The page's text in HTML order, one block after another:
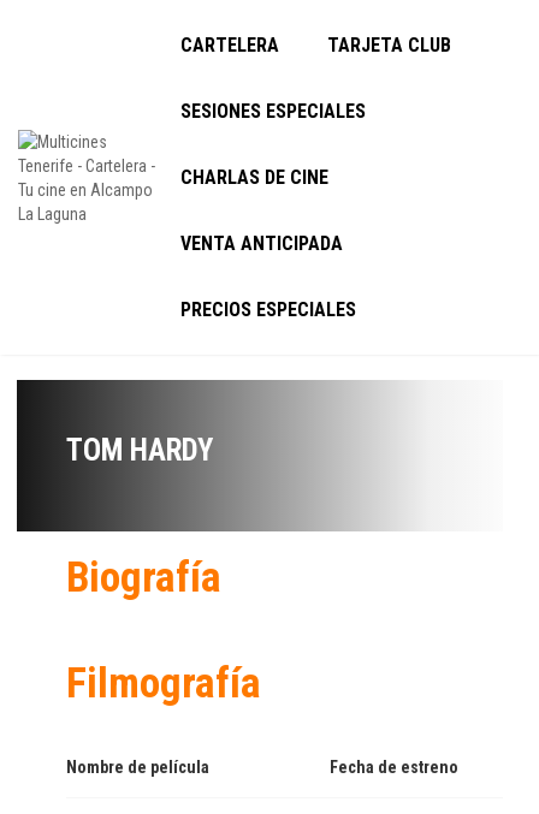
CARTELERA TARJETA CLUB
SESIONES ESPECIALES
CHARLAS DE CINE
VENTA ANTICIPADA
PRECIOS ESPECIALES
TOM HARDY
Biografía
Filmografía
Nombre de película Fecha de estreno